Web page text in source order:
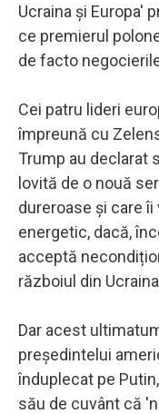
Ucraina și Europa'
ce premierul
de facto
Cei patru lideri
împreună cu
Trump au declarat
lovită de o nouă
dureroase și care
energetic, dacă,
acceptă
războiul din
Dar acest
președintelui
înduplecat pe
său de cuvânt că